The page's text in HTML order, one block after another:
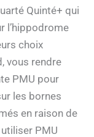
Quinté+ qui
l’hippodrome
choix
vous rendre
PMU pour
les bornes
en raison de
PMU